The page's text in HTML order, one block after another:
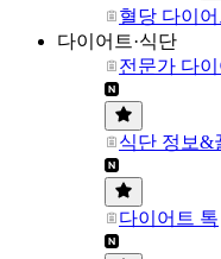
혈당 다이어
다이어트·식단
전문가 다
식단 정보&
다이어트 톡